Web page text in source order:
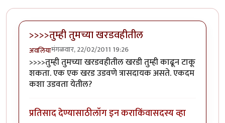
>>>>तुम्ही तुमच्या खरडवहीतील
अवलियामंगळवार, 22/02/2011 19:26
>>>>तुम्ही तुमच्या खरडवहीतील खरडी तुम्ही काढून टाकू
शकता. एक एक खरड उडवणे त्रासदायक असते. एकदम
कशा उडवता येतील?
प्रतिसाद देण्यासाठीलॉग इन कराकिंवासदस्य व्हा